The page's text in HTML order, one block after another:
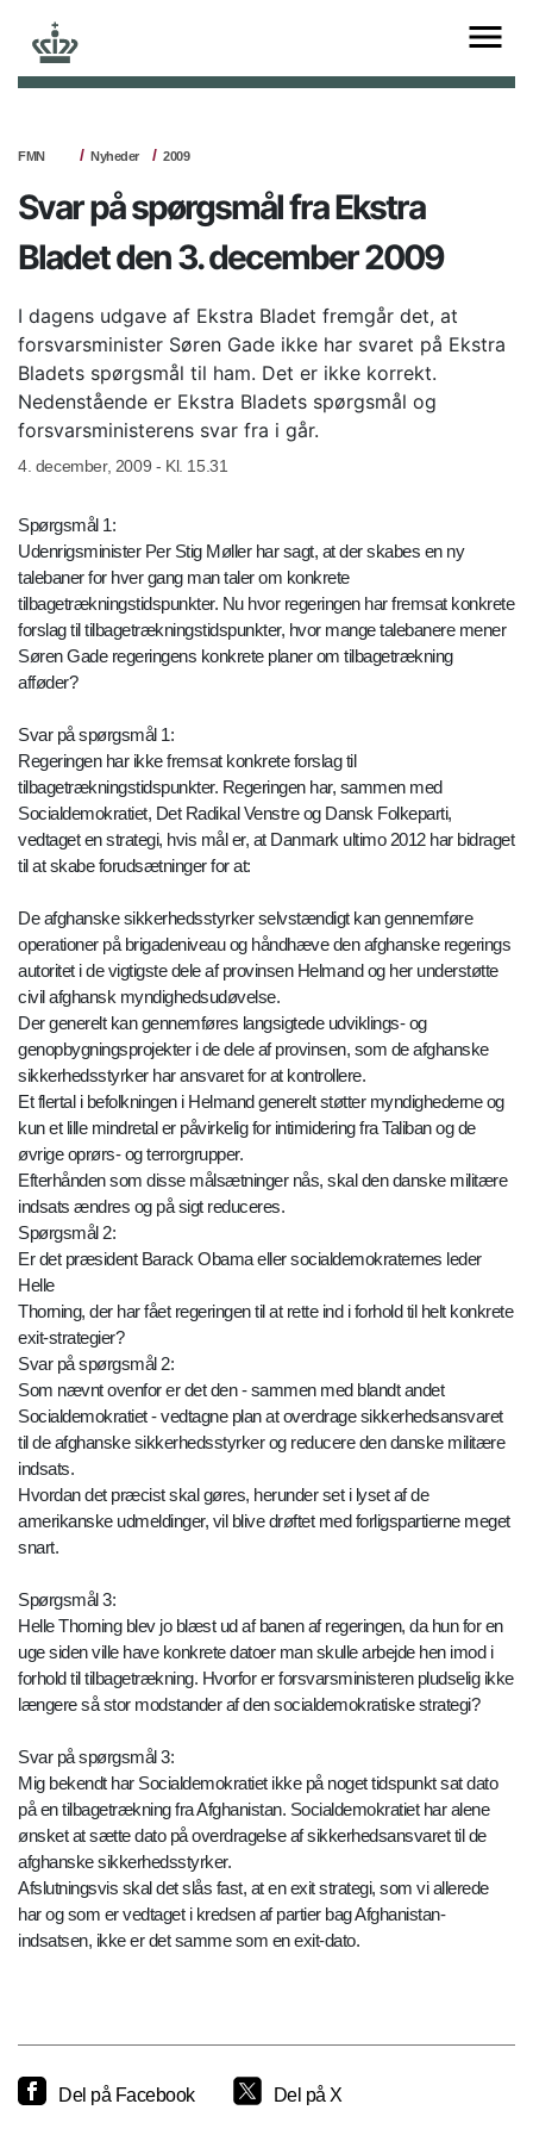
FMN Nyheder 2009
Svar på spørgsmål fra Ekstra
Bladet den 3. december 2009
I dagens udgave af Ekstra Bladet fremgår det, at
forsvarsminister Søren Gade ikke har svaret på Ekstra
Bladets spørgsmål til ham. Det er ikke korrekt.
Nedenstående er Ekstra Bladets spørgsmål og
forsvarsministerens svar fra i går.
4. december, 2009 - Kl. 15.31
Spørgsmål 1:
Udenrigsminister Per Stig Møller har sagt, at der skabes en ny
talebaner for hver gang man taler om konkrete
tilbagetrækningstidspunkter. Nu hvor regeringen har fremsat konkrete
forslag til tilbagetrækningstidspunkter, hvor mange talebanere mener
Søren Gade regeringens konkrete planer om tilbagetrækning
afføder?
Svar på spørgsmål 1:
Regeringen har ikke fremsat konkrete forslag til
tilbagetrækningstidspunkter. Regeringen har, sammen med
Socialdemokratiet, Det Radikal Venstre og Dansk Folkeparti,
vedtaget en strategi, hvis mål er, at Danmark ultimo 2012 har bidraget
til at skabe forudsætninger for at:
De afghanske sikkerhedsstyrker selvstændigt kan gennemføre
operationer på brigadeniveau og håndhæve den afghanske regerings
autoritet i de vigtigste dele af provinsen Helmand og her understøtte
civil afghansk myndighedsudøvelse.
Der generelt kan gennemføres langsigtede udviklings- og
genopbygningsprojekter i de dele af provinsen, som de afghanske
sikkerhedsstyrker har ansvaret for at kontrollere.
Et flertal i befolkningen i Helmand generelt støtter myndighederne og
kun et lille mindretal er påvirkelig for intimidering fra Taliban og de
øvrige oprørs- og terrorgrupper.
Efterhånden som disse målsætninger nås, skal den danske militære
indsats ændres og på sigt reduceres.
Spørgsmål 2:
Er det præsident Barack Obama eller socialdemokraternes leder
Helle
Thorning, der har fået regeringen til at rette ind i forhold til helt konkrete
exit-strategier?
Svar på spørgsmål 2:
Som nævnt ovenfor er det den - sammen med blandt andet
Socialdemokratiet - vedtagne plan at overdrage sikkerhedsansvaret
til de afghanske sikkerhedsstyrker og reducere den danske militære
indsats.
Hvordan det præcist skal gøres, herunder set i lyset af de
amerikanske udmeldinger, vil blive drøftet med forligspartierne meget
snart.
Spørgsmål 3:
Helle Thorning blev jo blæst ud af banen af regeringen, da hun for en
uge siden ville have konkrete datoer man skulle arbejde hen imod i
forhold til tilbagetrækning. Hvorfor er forsvarsministeren pludselig ikke
længere så stor modstander af den socialdemokratiske strategi?
Svar på spørgsmål 3:
Mig bekendt har Socialdemokratiet ikke på noget tidspunkt sat dato
på en tilbagetrækning fra Afghanistan. Socialdemokratiet har alene
ønsket at sætte dato på overdragelse af sikkerhedsansvaret til de
afghanske sikkerhedsstyrker.
Afslutningsvis skal det slås fast, at en exit strategi, som vi allerede
har og som er vedtaget i kredsen af partier bag Afghanistan-
indsatsen, ikke er det samme som en exit-dato.
Del på Facebook Del på X